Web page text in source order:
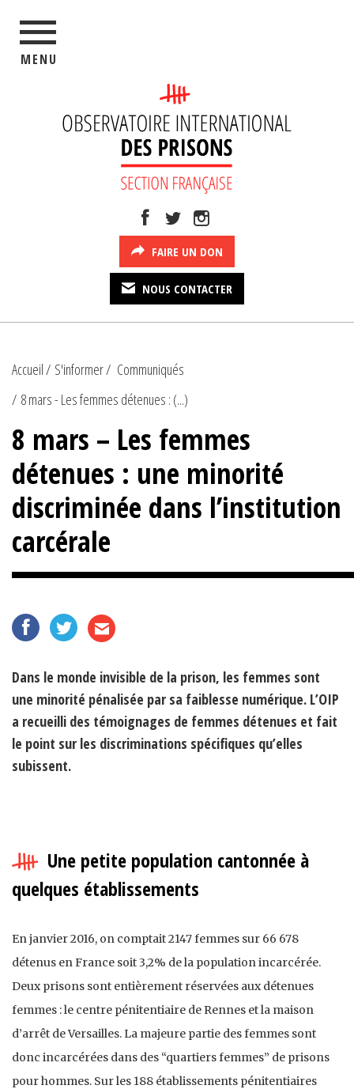
MENU
FAIRE UN DON
NOUS CONTACTER
Accueil S'informer
Communiqués
8 mars - Les femmes détenues : (...)
8 mars – Les femmes
détenues : une minorité
discriminée dans l’institution
carcérale
Dans le monde invisible de la prison, les femmes sont
une minorité pénalisée par sa faiblesse numérique. L’OIP
a recueilli des témoignages de femmes détenues et fait
le point sur les discriminations spécifiques qu’elles
subissent.
Une petite population cantonnée à
quelques établissements
En janvier 2016, on comptait 2147 femmes sur 66 678
détenus en France soit 3,2% de la population incarcérée.
Deux prisons sont entièrement réservées aux détenues
femmes : le centre pénitentiaire de Rennes et la maison
d’arrêt de Versailles. La majeure partie des femmes sont
donc incarcérées dans des “quartiers femmes” de prisons
pour hommes. Sur les 188 établissements pénitentiaires